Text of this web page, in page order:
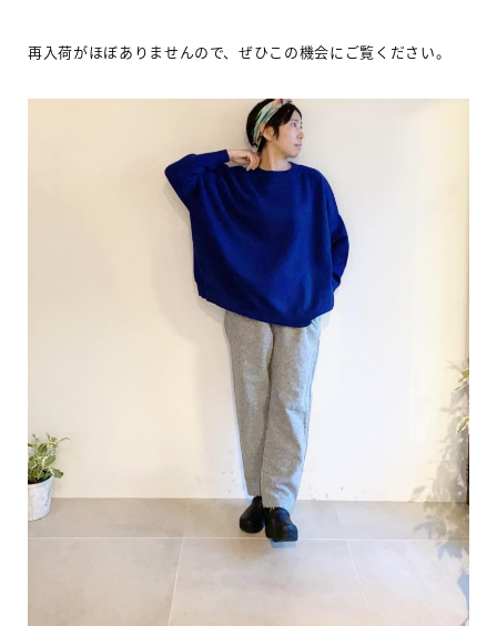
再入荷がほぼありませんので、ぜひこの機会にご覧ください。